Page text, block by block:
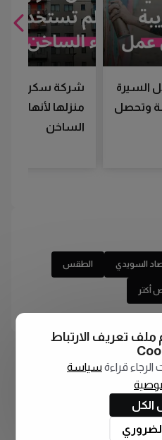
السيرة
وتحصل
شركة سكن
منزلها لأنها لم
الساخن
السويدي الطقس
أكتر
تعريف الارتباط
قراءة سياسة
الكل